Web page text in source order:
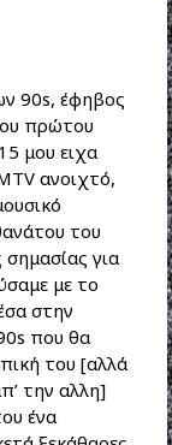
90s, έφηβος
πρώτου
μου ειχα
ανοιχτό,
του
για
με το
στην
που θα
του [αλλά
την αλλη]
ένα